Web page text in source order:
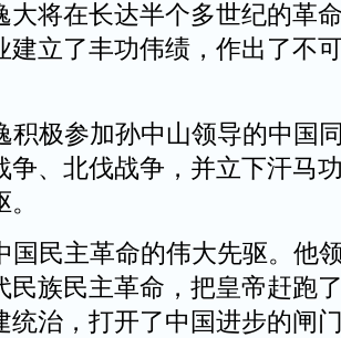
大将在长达半个多世纪的革
建立了丰功伟绩，作出了不
极参加孙中山领导的中国
争、北伐战争，并立下汗马
民主革命的伟大先驱。他
民族民主革命，把皇帝赶跑
统治，打开了中国进步的闸